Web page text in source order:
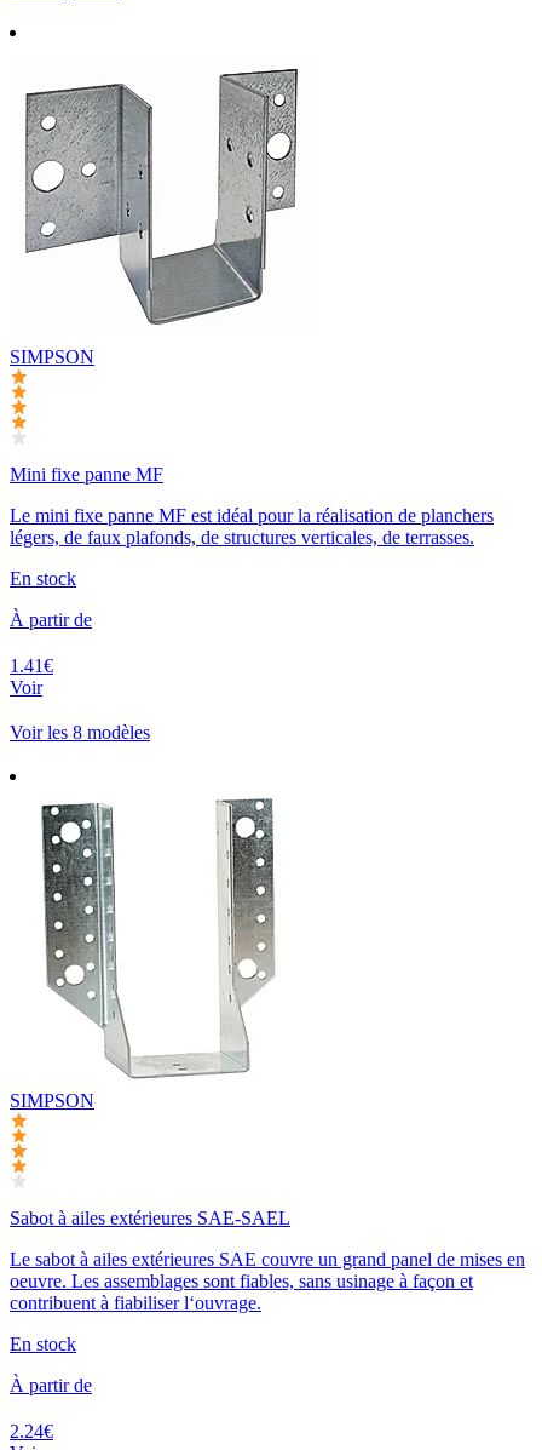
SIMPSON
Mini fixe panne MF
Le mini fixe panne MF est idéal pour la réalisation de planchers
légers, de faux plafonds, de structures verticales, de terrasses.
En stock
À partir de
1.41€
Voir
Voir les 8 modèles
SIMPSON
Sabot à ailes extérieures SAE-SAEL
Le sabot à ailes extérieures SAE couvre un grand panel de mises en
oeuvre. Les assemblages sont fiables, sans usinage à façon et
contribuent à fiabiliser l‘ouvrage.
En stock
À partir de
2.24€